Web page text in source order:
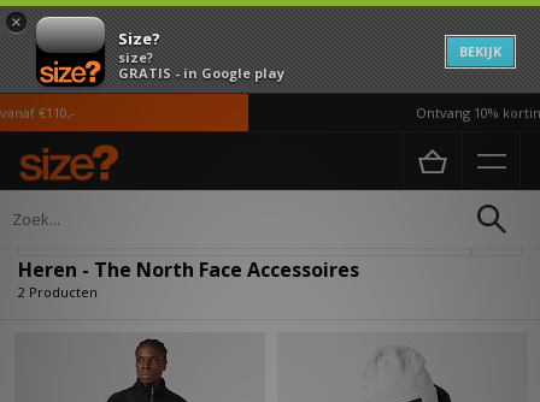
×
Size?
size?
GRATIS - in Google play
BEKIJK
€110,- Ontvang 10%
Home Heren
Heren - The North Face Accessoires
2 Producten